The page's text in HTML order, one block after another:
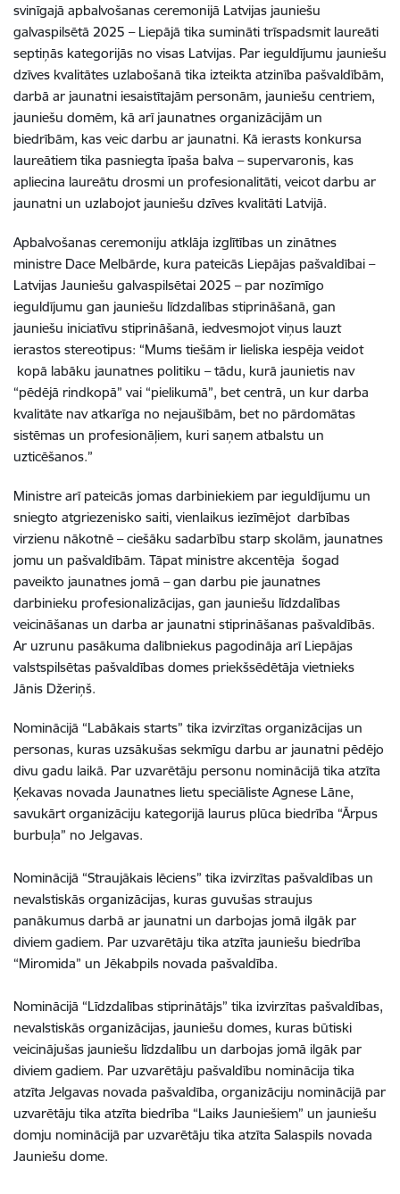
svinīgajā apbalvošanas ceremonijā Latvijas jauniešu
galvaspilsētā 2025 – Liepājā tika sumināti trīspadsmit laureāti
septiņās kategorijās no visas Latvijas. Par ieguldījumu jauniešu
dzīves kvalitātes uzlabošanā tika izteikta atzinība pašvaldībām,
darbā ar jaunatni iesaistītajām personām, jauniešu centriem,
jauniešu domēm, kā arī jaunatnes organizācijām un
biedrībām, kas veic darbu ar jaunatni. Kā ierasts konkursa
laureātiem tika pasniegta īpaša balva – supervaronis, kas
apliecina laureātu drosmi un profesionalitāti, veicot darbu ar
jaunatni un uzlabojot jauniešu dzīves kvalitāti Latvijā.
Apbalvošanas ceremoniju atklāja izglītības un zinātnes
ministre Dace Melbārde, kura pateicās Liepājas pašvaldībai –
Latvijas Jauniešu galvaspilsētai 2025 – par nozīmīgo
ieguldījumu gan jauniešu līdzdalības stiprināšanā, gan
jauniešu iniciatīvu stiprināšanā, iedvesmojot viņus lauzt
ierastos stereotipus: “Mums tiešām ir lieliska iespēja veidot
kopā labāku jaunatnes politiku – tādu, kurā jaunietis nav
“pēdējā rindkopā” vai “pielikumā”, bet centrā, un kur darba
kvalitāte nav atkarīga no nejaušībām, bet no pārdomātas
sistēmas un profesionāļiem, kuri saņem atbalstu un
uzticēšanos.”
Ministre arī pateicās jomas darbiniekiem par ieguldījumu un
sniegto atgriezenisko saiti, vienlaikus iezīmējot darbības
virzienu nākotnē – ciešāku sadarbību starp skolām, jaunatnes
jomu un pašvaldībām. Tāpat ministre akcentēja šogad
paveikto jaunatnes jomā – gan darbu pie jaunatnes
darbinieku profesionalizācijas, gan jauniešu līdzdalības
veicināšanas un darba ar jaunatni stiprināšanas pašvaldībās.
Ar uzrunu pasākuma dalībniekus pagodināja arī Liepājas
valstspilsētas pašvaldības domes priekšsēdētāja vietnieks
Jānis Džeriņš.
Nominācijā “Labākais starts” tika izvirzītas organizācijas un
personas, kuras uzsākušas sekmīgu darbu ar jaunatni pēdējo
divu gadu laikā. Par uzvarētāju personu nominācijā tika atzīta
Ķekavas novada Jaunatnes lietu speciāliste Agnese Lāne,
savukārt organizāciju kategorijā laurus plūca biedrība “Ārpus
burbuļa” no Jelgavas.
Nominācijā “Straujākais lēciens” tika izvirzītas pašvaldības un
nevalstiskās organizācijas, kuras guvušas straujus
panākumus darbā ar jaunatni un darbojas jomā ilgāk par
diviem gadiem. Par uzvarētāju tika atzīta jauniešu biedrība
“Miromida” un Jēkabpils novada pašvaldība.
Nominācijā “Līdzdalības stiprinātājs” tika izvirzītas pašvaldības,
nevalstiskās organizācijas, jauniešu domes, kuras būtiski
veicinājušas jauniešu līdzdalību un darbojas jomā ilgāk par
diviem gadiem. Par uzvarētāju pašvaldību nominācija tika
atzīta Jelgavas novada pašvaldība, organizāciju nominācijā par
uzvarētāju tika atzīta biedrība “Laiks Jauniešiem” un jauniešu
domju nominācijā par uzvarētāju tika atzīta Salaspils novada
Jauniešu dome.